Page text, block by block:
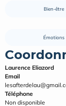
Bien-être
Émotions
Laurence Eliazord
Email
Téléphone
Non disponible